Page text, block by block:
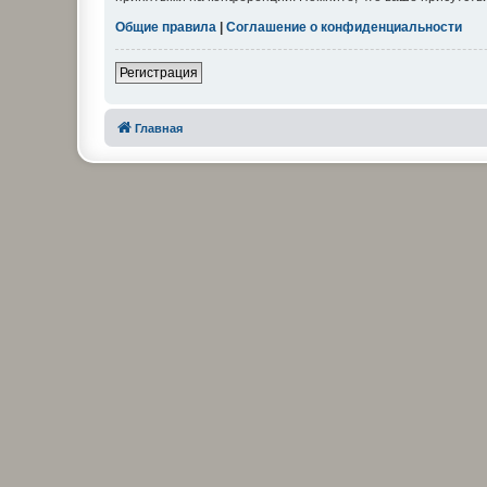
Общие правила | Соглашение о конфиденциальности
Регистрация
Главная